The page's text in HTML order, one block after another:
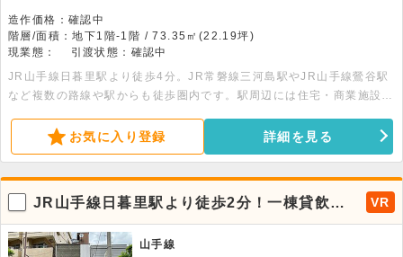
造作価格：確認中
階層/面積：地下1階-1階 / 73.35㎡(22.19坪)
現業態：
引渡状態：確認中
JR山手線日暮里駅より徒歩4分。JR常磐線三河島駅やJR山手線鶯谷駅
など複数の路線や駅からも徒歩圏内です。駅周辺には住宅・商業施設・
舗まで、幅広い業態に適した環境です。人々の暮らしに寄り添う東日暮
里エリア。新規開業や移転先として、新たなビジネスの拠点づくりをサ
お気に入り登録 詳細を見る
JR山手線日暮里駅より徒歩2分！一棟貸飲食
可能店舗が出ました。
VR
山手線